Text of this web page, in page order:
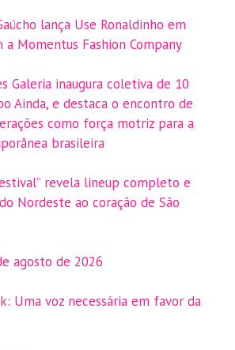
lança Use Ronaldinho em
a Momentus Fashion Company
Galeria inaugura coletiva de 10
Ainda, e destaca o encontro de
como força motriz para a
brasileira
revela lineup completo e
Nordeste ao coração de São
agosto de 2026
Uma voz necessária em favor da